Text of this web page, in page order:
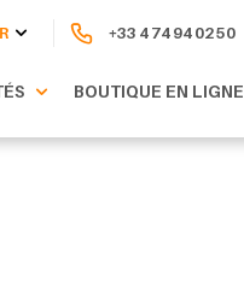
+33 4 74 94 02 50
BOUTIQUE EN LIGNE